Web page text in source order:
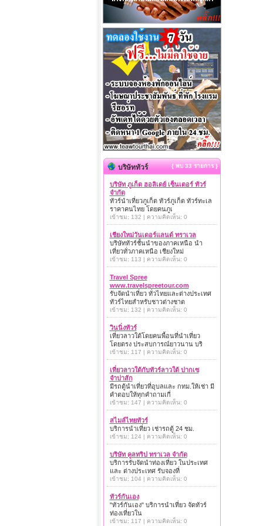
บริษัททัวร์ { พบ 33 รายการ }
บริษัท ภูเก็ต ฮอลิเดย์ เซ็นเตอร์ ทัวร์
จำกัด
ทัวร์นำเที่ยวภูเก็ต ทัวร์ภูเก็ต ทัวร์ทะเล
ราคาคนไทย โดยคนภูเ
เข้าชม: 132 | ความคิดเห็น: 0
เชียงใหม่วันเดอร์แลนด์ ทราเวล
บริษัททัวร์ชั้นนำของภาคเหนือ นำ
เที่ยวทั่วภาคเหนือ เชียงใหม่
เข้าชม: 113 | ความคิดเห็น: 0
Travel Spree
www.travelspreetour.com
รับจัดนำเที่ยว ทั่วไทยและต่างประเทศ
ทัวร์ไทยสำหรับชาวต่างชาต
เข้าชม: 132 | ความคิดเห็น: 0
วินนิ่งทัวร์
เที่ยวลาวใต้โดยคนพื้อนที่นำเที่ยว
โดยตรง ประสบการณ์ยาวนาน บริ
เข้าชม: 117 | ความคิดเห็น: 0
เที่ยวลาวใต้กับทัวร์ลาวใต้ ปากเซ
จำปาสัก
มีรถตู้นำเที่ยวที่อุบลและ กทม.ให้เช่า มี
คำตอบให้ทุกคำถามเกี่
เข้าชม: 147 | ความคิดเห็น: 0
สไมล์ไทยทัวร์
บริการนำเที่ยว เช่ารถตู้ 24 ชม.
เข้าชม: 124 | ความคิดเห็น: 0
บริษัท คูลทริป ทราเวล จำกัด
บริการรับจัดนำท่องเที่ยว ในประเทศ
และ ต่างประเทศ รับจองที่
เข้าชม: 104 | ความคิดเห็น: 0
ทัวร์กันเอง
"ทัวร์กันเอง" บริการนำเที่ยว จัดทัวร์
ท่องเที่ยวใน
เข้าชม: 117 | ความคิดเห็น: 0